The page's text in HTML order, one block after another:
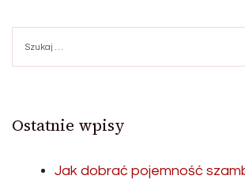
Ostatnie wpisy
Jak dobrać pojemność